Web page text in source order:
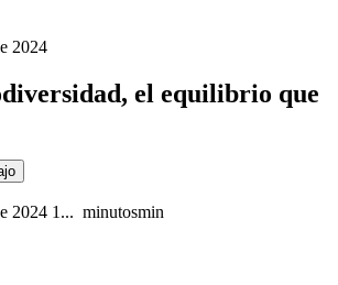
2024
el equilibrio que
2024 1... minutosmin